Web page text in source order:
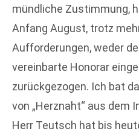
mündliche Zustimmung,
Anfang August, trotz
Aufforderungen, weder
vereinbarte Honorar
zurückgezogen. Ich bat
von „Herznaht“ aus dem
Herr Teutsch hat bis